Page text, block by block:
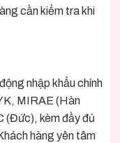
cần kiểm tra khi
nhập khẩu chính
MIRAE (Hàn
(Đức), kèm đầy đủ
hàng yên tâm